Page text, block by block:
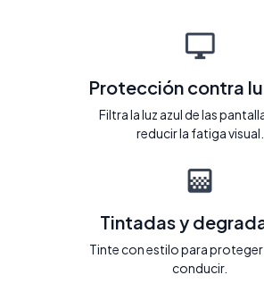
Protección contra
Filtra la luz azul de las
reducir la fatiga visual.
Tintadas y
Tinte con estilo para proteger
conducir.